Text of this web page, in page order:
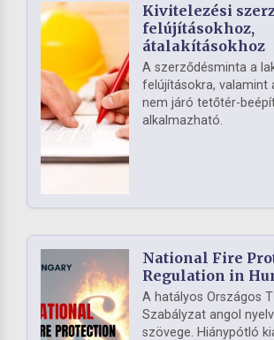
Kivitelezési
felújításokhoz,
átalakításokhoz
A szerződésminta a
felújításokra, valamint
nem járó tetőtér-
alkalmazható.
National Fire
Regulation in
A hatályos Országos
Szabályzat angol
szövege. Hiánypótló